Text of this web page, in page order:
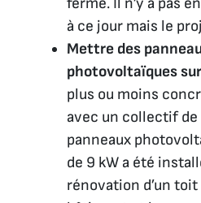
à ce jour mais le
Mettre des
photovoltaïques
plus ou moins
avec un collectif
panneaux
de 9 kW a été
rénovation d’un toit